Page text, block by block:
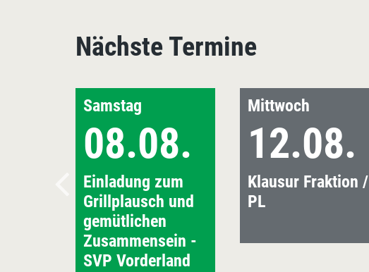
Nächste Termine
Samstag
08.08.
Einladung zum
Grillplausch und
gemütlichen
Zusammensein -
SVP Vorderland
Mittwoch
12.08.
Klausur Fraktion /
PL